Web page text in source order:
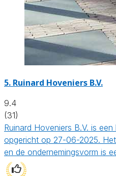
5. Ruinard Hoveniers B.V.
9.4
(31)
Ruinard Hoveniers B.V. is
opgericht op 27-06-2025.
en de ondernemingsvorm is